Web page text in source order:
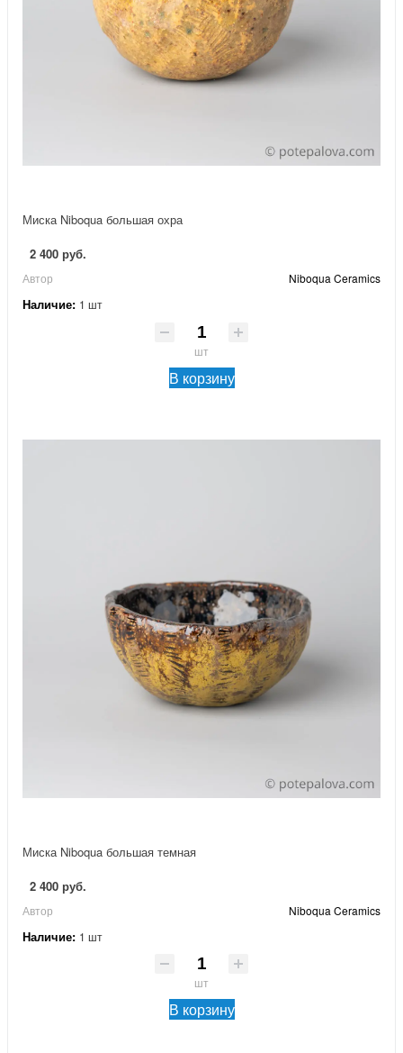
Миска Niboqua большая охра
2 400 руб.
Автор Niboqua Ceramics
Наличие: 1 шт
шт
В корзину
Миска Niboqua большая темная
2 400 руб.
Автор Niboqua Ceramics
Наличие: 1 шт
шт
В корзину